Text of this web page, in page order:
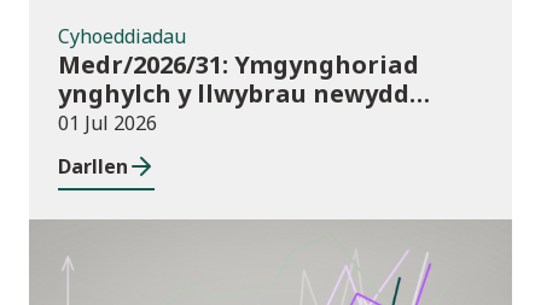
Cyhoeddiadau
Medr/2026/31: Ymgynghoriad
ynghylch y llwybrau newydd
arfaethedig yn y Fframwaith
Prentisiaeth Adeiladu a
Gwasanaethau Adeiladau
01 Jul 2026
Darllen